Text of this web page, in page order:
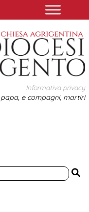
Informativa privacy
papa, e compagni, martiri